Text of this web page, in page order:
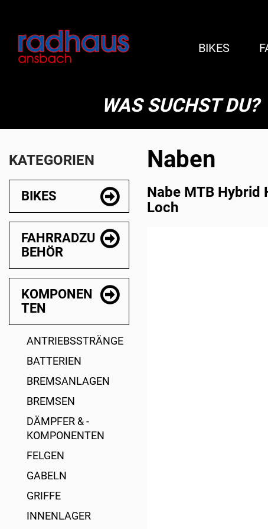
BIKES
WAS SUCHST DU?
KATEGORIEN
BIKES
FAHRRADZU
BEHÖR
KOMPONEN
TEN
ANTRIEBSSTRÄNGE
BATTERIEN
BREMSANLAGEN
BREMSEN
DÄMPFER & -
KOMPONENTEN
FELGEN
GABELN
GRIFFE
INNENLAGER
Naben
Nabe MTB Hybrid
Loch